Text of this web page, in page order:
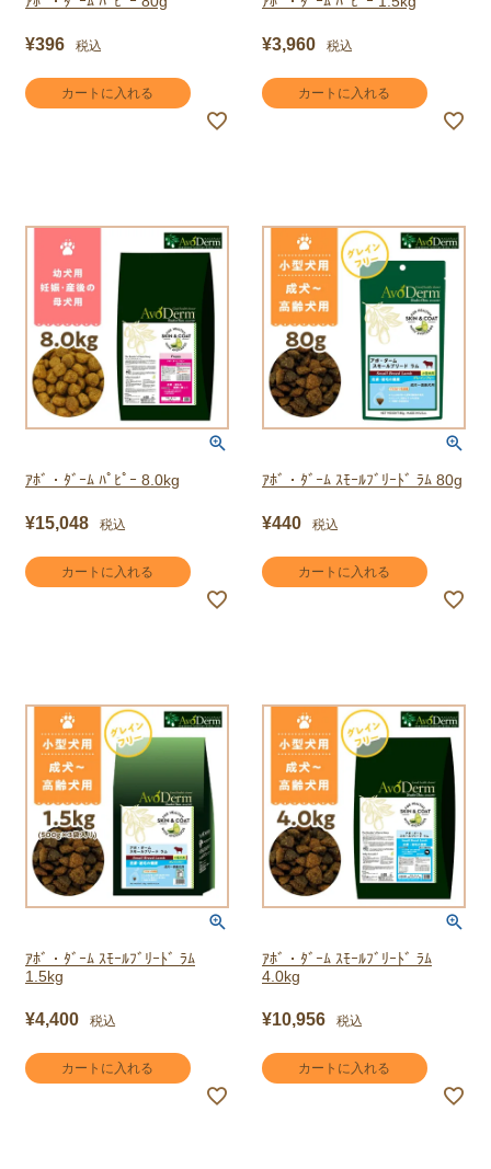
¥396 税込
カートに入れる
¥3,960 税込
カートに入れる
ｱﾎﾞ・ﾀﾞｰﾑ ﾊﾟﾋﾟｰ 8.0kg
¥15,048 税込
カートに入れる
ｱﾎﾞ・ﾀﾞｰﾑ ｽﾓｰﾙﾌﾞﾘｰﾄﾞ ﾗﾑ 80g
¥440 税込
カートに入れる
ｱﾎﾞ・ﾀﾞｰﾑ ｽﾓｰﾙﾌﾞﾘｰﾄﾞ ﾗﾑ
1.5kg
¥4,400 税込
カートに入れる
ｱﾎﾞ・ﾀﾞｰﾑ ｽﾓｰﾙﾌﾞﾘｰﾄﾞ ﾗﾑ
4.0kg
¥10,956 税込
カートに入れる